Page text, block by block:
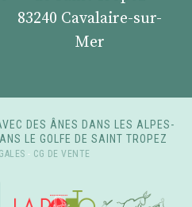
83240 Cavalaire-sur-
Mer
DES ÂNES DANS LES ALPES-
LE GOLFE DE SAINT TROPEZ
- CG DE VENTE